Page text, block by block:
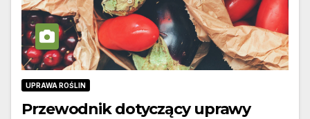
UPRAWA ROŚLIN
Przewodnik dotyczący uprawy